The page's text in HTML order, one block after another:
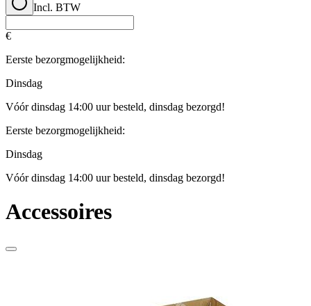
Incl. BTW
€
Eerste bezorgmogelijkheid:
Dinsdag
Vóór dinsdag 14:00 uur besteld, dinsdag bezorgd!
Eerste bezorgmogelijkheid:
Dinsdag
Vóór dinsdag 14:00 uur besteld, dinsdag bezorgd!
Accessoires